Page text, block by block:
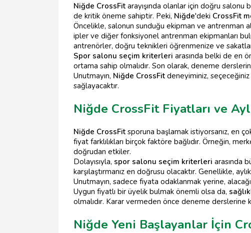
Niğde CrossFit arayışında olanlar için doğru salonu
de kritik öneme sahiptir. Peki, Niğde'deki CrossFit
Öncelikle, salonun sunduğu ekipman ve antrenman
ipler ve diğer fonksiyonel antrenman ekipmanları
antrenörler, doğru teknikleri öğrenmenize ve
Spor salonu seçim kriterleri arasında belki de en
ortama sahip olmalıdır. Son olarak, deneme
Unutmayın, Niğde CrossFit deneyiminiz,
sağlayacaktır.
Niğde CrossFit Fiyatları ve
Niğde CrossFit sporuna başlamak istiyorsanız, en
fiyat farklılıkları birçok faktöre bağlıdır. Örneğin,
doğrudan etkiler.
Dolayısıyla, spor salonu seçim kriterleri arasında
karşılaştırmanız en doğrusu olacaktır. Genellikle,
Unutmayın, sadece fiyata odaklanmak yerine,
Uygun fiyatlı bir üyelik bulmak önemli olsa da,
olmalıdır. Karar vermeden önce deneme derslerine
Niğde Yeni Başlayanlar İçin